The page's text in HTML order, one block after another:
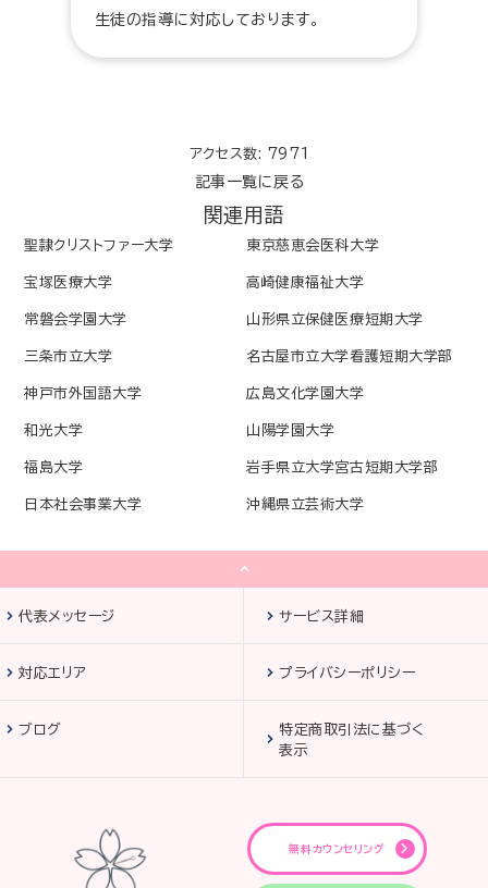
生徒の指導に対応しております。
アクセス数: 7971
記事一覧に戻る
関連用語
聖隷クリストファー大学 東京慈恵会医科大学
宝塚医療大学 高崎健康福祉大学
常磐会学園大学 山形県立保健医療短期大学
三条市立大学 名古屋市立大学看護短期大学部
神戸市外国語大学 広島文化学園大学
和光大学 山陽学園大学
福島大学 岩手県立大学宮古短期大学部
日本社会事業大学 沖縄県立芸術大学
代表メッセージ サービス詳細
対応エリア プライバシーポリシー
ブログ
特定商取引法に基づく
表示
無料カウンセリング